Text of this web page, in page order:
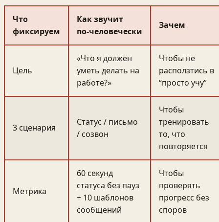
Что
фиксируем
Как звучит
по‑человечески
Зачем
Цель
«Что я должен
уметь делать на
работе?»
Чтобы не
расползтись в
“просто учу”
3 сценария
Статус / письмо
/ созвон
Чтобы
тренировать
то, что
повторяется
Метрика
60 секунд
статуса без пауз
+ 10 шаблонов
сообщений
Чтобы
проверять
прогресс без
споров